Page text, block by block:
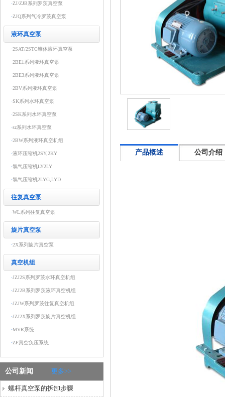
·ZJ/ZJB系列罗茨真空泵
·ZJQ系列气冷罗茨真空泵
液环真空泵
·2SAT/2STC锥体液环真空泵
·2BE1系列液环真空泵
·2BE3系列液环真空泵
·2BV系列液环真空泵
·SK系列水环真空泵
·2SK系列水环真空泵
·sz系列水环真空泵
·2BW系列液环真空机组
·液环压缩机2SY,2KY
·氯气压缩机LY2LY
·氯气压缩机2LYG,LYD
往复真空泵
·WL系列往复真空泵
旋片真空泵
·2X系列旋片真空泵
真空机组
·JZJ2S系列罗茨水环真空机组
·JZJ2B系列罗茨液环真空机组
·JZJW系列罗茨往复真空机组
·JZJ2X系列罗茨旋片真空机组
·MVR系统
·ZF真空负压系统
公司新闻 更多>>
螺杆真空泵的拆卸步骤
产品概述 公司介绍